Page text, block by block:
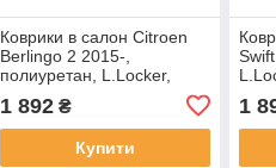
Коврики в салон Citroen
Berlingo 2 2015-,
полиуретан, L.Locker,
1 892₴
Купити
1